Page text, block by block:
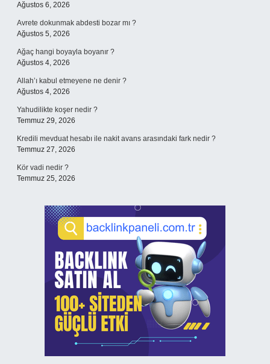
Ağustos 6, 2026
Avrete dokunmak abdesti bozar mı ?
Ağustos 5, 2026
Ağaç hangi boyayla boyanır ?
Ağustos 4, 2026
Allah’ı kabul etmeyene ne denir ?
Ağustos 4, 2026
Yahudilikte koşer nedir ?
Temmuz 29, 2026
Kredili mevduat hesabı ile nakit avans arasındaki fark nedir ?
Temmuz 27, 2026
Kör vadi nedir ?
Temmuz 25, 2026